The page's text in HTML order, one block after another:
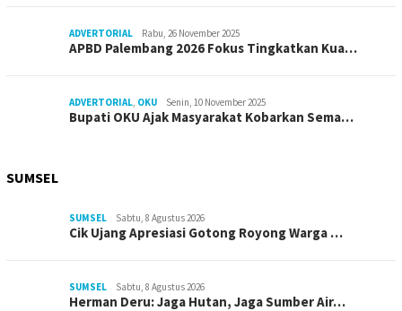
ADVERTORIAL Rabu, 26 November 2025
APBD Palembang 2026 Fokus Tingkatkan Kua…
ADVERTORIAL, OKU Senin, 10 November 2025
Bupati OKU Ajak Masyarakat Kobarkan Sema…
SUMSEL
SUMSEL Sabtu, 8 Agustus 2026
Cik Ujang Apresiasi Gotong Royong Warga …
SUMSEL Sabtu, 8 Agustus 2026
Herman Deru: Jaga Hutan, Jaga Sumber Air…